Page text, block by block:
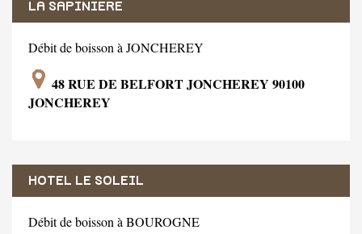
LA SAPINIERE
Débit de boisson à JONCHEREY
48 RUE DE BELFORT JONCHEREY 90100
JONCHEREY
HOTEL LE SOLEIL
Débit de boisson à BOUROGNE